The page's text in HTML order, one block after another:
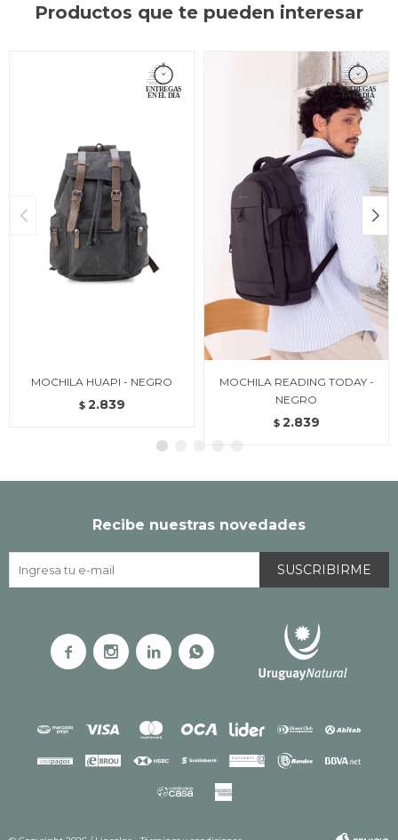
Productos que te pueden interesar
MOCHILA HUAPI - NEGRO
$ 2.839
MOCHILA READING TODAY -
NEGRO
$ 2.839
Recibe nuestras novedades
SUSCRIBIRME
   